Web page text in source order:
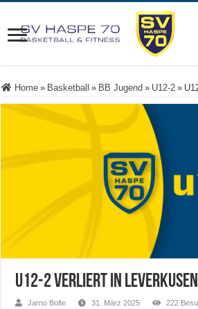
Home » Basketball » BB Jugend » U12-2 »
U12-2 verliert in Leverkusen
Jarno Bolte 31. März 2025 222